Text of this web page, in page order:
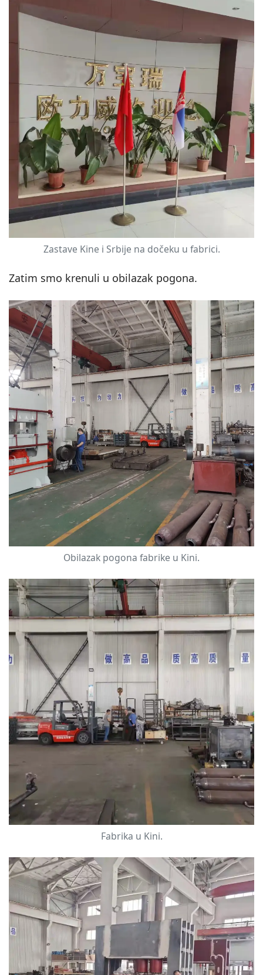
Zastave Kine i Srbije na dočeku u fabrici.
Zatim smo krenuli u obilazak pogona.
Obilazak pogona fabrike u Kini.
Fabrika u Kini.